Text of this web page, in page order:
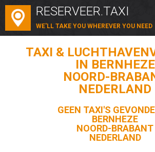
RESERVEER.TAXI
WE'LL TAKE YOU WHEREVER YOU NEED
TAXI &
IN BERNHEZE
NOORD-
NEDERLAND
GEEN TAXI'S
BERNHEZE
NOORD-BRABANT
NEDERLAND